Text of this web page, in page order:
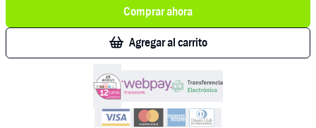
Comprar ahora
Agregar al carrito